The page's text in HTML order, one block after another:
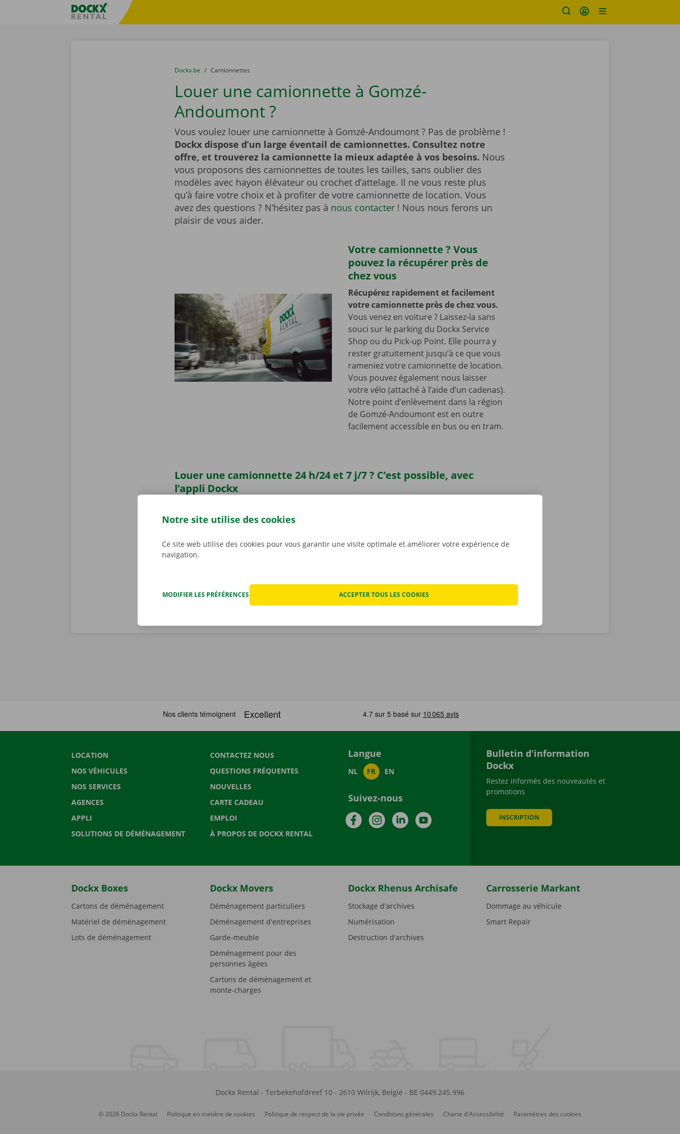
sitename
You are here:
du
Dockx.be to
Camionnettes
Louer une camionnette à Gomzé-
Andoumont ?
Vous voulez louer une camionnette à Gomzé-Andoumont ? Pas de problème !
Dockx dispose d’un large éventail de camionnettes. Consultez notre
offre, et trouverez la camionnette la mieux adaptée à vos besoins. Nous
vous proposons des camionnettes de toutes les tailles, sans oublier des
modèles avec hayon élévateur ou crochet d’attelage. Il ne vous reste plus
qu’à faire votre choix et à profiter de votre camionnette de location. Vous
avez des questions ? N’hésitez pas à nous contacter! Nous nous ferons un
plaisir de vous aider.
Votre camionnette ? Vous
pouvez la récupérer près de
chez vous
Récupérez rapidement et facilement
votre camionnette près de chez vous.
Vous venez en voiture ? Laissez-la sans
souci sur le parking du Dockx Service
Shop ou du Pick-up Point. Elle pourra y
rester gratuitement jusqu’à ce que vous
rameniez votre camionnette de location.
Vous pouvez également nous laisser
votre vélo (attaché à l’aide d’un cadenas).
Notre point d’enlèvement dans la région
de Gomzé-Andoumont est en outre
facilement accessible en bus ou en tram.
Louer une camionnette 24 h/24 et 7 j/7 ? C’est possible, avec
l’appli Dockx
Dockx pourAndroidouAppleet réservez une camionnette 24 h/24 et 7 j/7, depuis
mieux à votre situation. Payez via l’appli, et récupérez votre véhicule de location dans
le Pick-up Point ou Dockx Service Shop de votre choix.
LOCATION
NOS VÉHICULES
NOS SERVICES
AGENCES
APPLI
SOLUTIONS DE DÉMÉNAGEMENT
CONTACTEZ NOUS
QUESTIONS FRÉQUENTES
NOUVELLES
CARTE CADEAU
EMPLOI
À PROPOS DE DOCKX RENTAL
Langue
NL FR EN
Suivez-nous
FacebookInstagramLinkedInYouTube
Bulletin d'information
Dockx
Restez informés des nouveautés et
promotions
INSCRIPTION
Dockx Boxes
Cartons de déménagement
Matériel de déménagement
Lots de déménagement
Dockx Movers
Déménagement particuliers
Déménagement d'entreprises
Garde-meuble
Déménagement pour des
personnes âgées
Cartons de déménagement et
monte-charges
Dockx Rhenus Archisafe
Stockage d'archives
Numérisation
Destruction d'archives
Carrosserie Markant
Dommage au véhicule
Smart Repair
Dockx Rental - Terbekehofdreef 10- 2610 Wilrijk, België - BE 0449.245.996
© 2026 Dockx Rental Politique en matière de cookies Politique de respect de la vie privée Conditions générales Charte d'Accessibilité Paramètres des cookies
Notre site utilise des cookies
Ce site web utilise des cookies pour vous garantir une visite optimale et améliorer votre expérience de
navigation.
MODIFIER LES PRÉFÉRENCES ACCEPTER TOUS LES COOKIES